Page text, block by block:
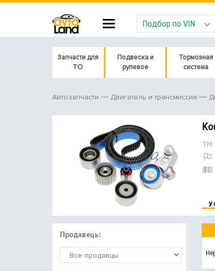
Подбор по VIN
Запчасти для
ТО
Подвеска и
рулевое
Тормозная
система
Автозапчасти Двигатель и трансмиссия
Продавець: